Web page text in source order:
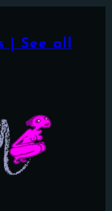
| See all